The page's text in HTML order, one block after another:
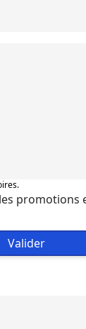
promotions
Valider